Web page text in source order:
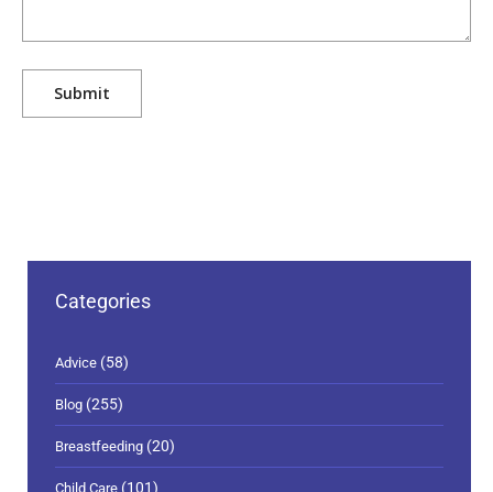
Categories
Advice (58)
Blog (255)
Breastfeeding (20)
Child Care (101)